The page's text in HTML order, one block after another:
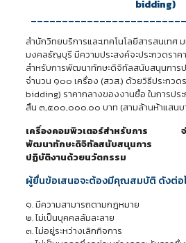
bidding)
สำนักวิทยบริการและเทคโนโลยีสารสนเทศ
มงคลธัญบุรี มีความประสงค์จะประกวดรา
สำหรับการพัฒนาทักษะดิจิทัลสนับสนุนกา
จำนวน ๑๐๐ เครื่อง (สวส.) ด้วยวิธีประกว
bidding) ราคากลางของงานซื้อ ในการปร
สิ้น ๓,๕๐๐,๐๐๐.๐๐ บาท (สามล้านห้าแสน
เครื่องคอมพิวเตอร์สำหรับการ จำ
พัฒนาทักษะดิจิทัลสนับสนุนการ
ปฏิบัติงานด้วยนวัตกรรม
ผู้ยื่นข้อเสนอจะต้องมีคุณสมบัติ ดังต่อ
๑. มีความสามารถตามกฎหมาย
๒. ไม่เป็นบุคคลล้มละลาย
๓. ไม่อยู่ระหว่างเลิกกิจการ